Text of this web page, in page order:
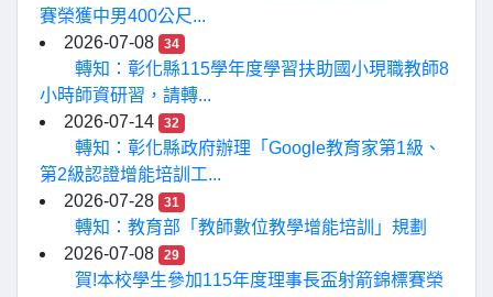
賽榮獲中男400公尺...
2026-07-08
34
轉知：彰化縣115學年度學習扶助國小現職教師8
小時師資研習，請轉...
2026-07-14
32
轉知：彰化縣政府辦理「Google教育家第1級、
第2級認證增能培訓工...
2026-07-28
31
轉知：教育部「教師數位教學增能培訓」規劃
2026-07-08
29
賀!本校學生參加115年度理事長盃射箭錦標賽榮